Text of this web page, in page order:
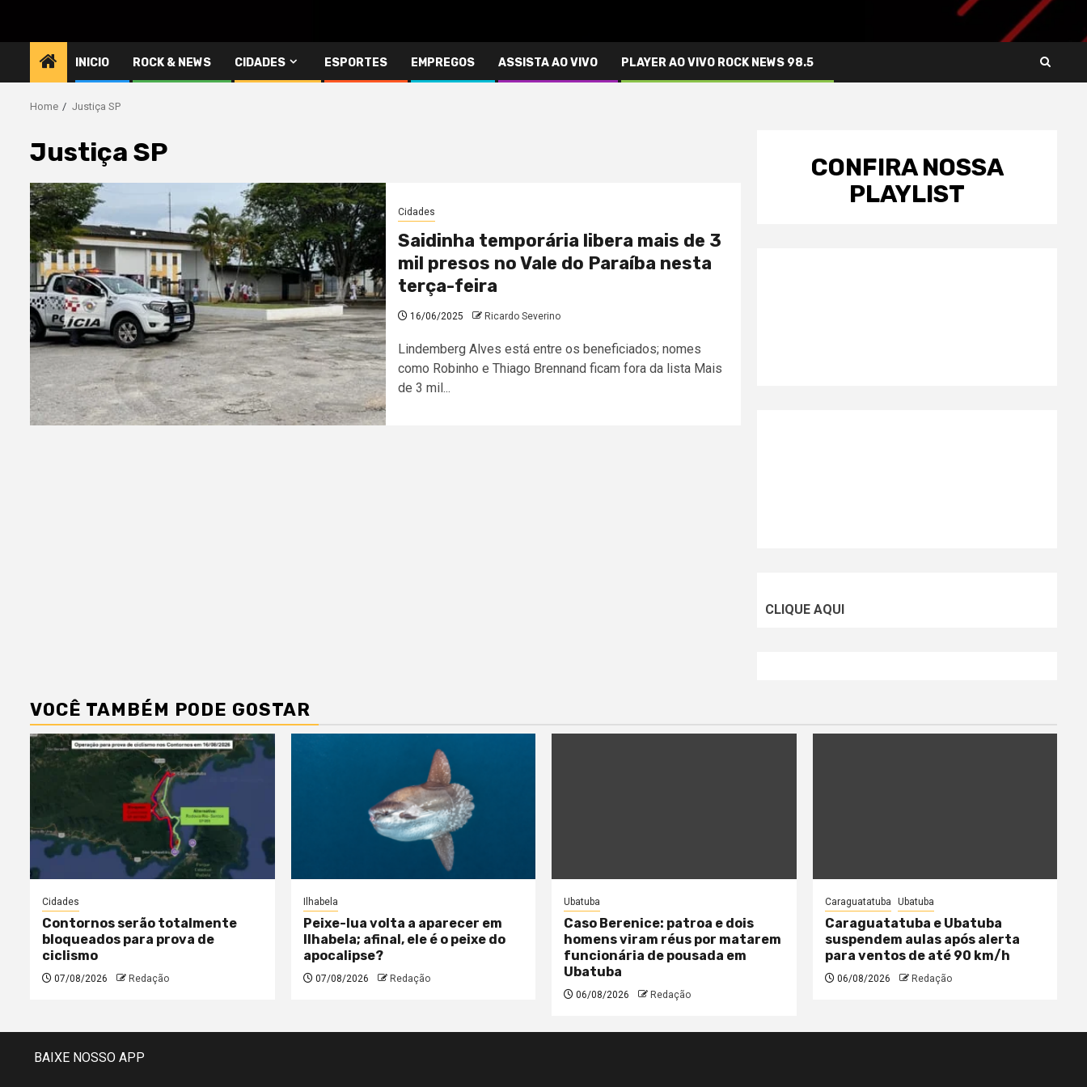
INICIO ROCK & NEWS CIDADES ESPORTES EMPREGOS ASSISTA AO VIVO PLAYER AO VIVO ROCK NEWS 98.5
Home Justiça SP
Justiça SP
Cidades
Saidinha temporária libera mais de 3
mil presos no Vale do Paraíba nesta
terça-feira
16/06/2025 Ricardo Severino
Lindemberg Alves está entre os beneficiados; nomes
como Robinho e Thiago Brennand ficam fora da lista Mais
de 3 mil...
CONFIRA NOSSA
PLAYLIST
CLIQUE AQUI
VOCÊ TAMBÉM PODE GOSTAR
Cidades
Contornos serão totalmente
bloqueados para prova de
ciclismo
07/08/2026 Redação
Ilhabela
Peixe-lua volta a aparecer em
Ilhabela; afinal, ele é o peixe do
apocalipse?
07/08/2026 Redação
Ubatuba
Caso Berenice: patroa e dois
homens viram réus por matarem
funcionária de pousada em
Ubatuba
06/08/2026 Redação
Caraguatatuba Ubatuba
Caraguatatuba e Ubatuba
suspendem aulas após alerta
para ventos de até 90 km/h
06/08/2026 Redação
BAIXE NOSSO APP